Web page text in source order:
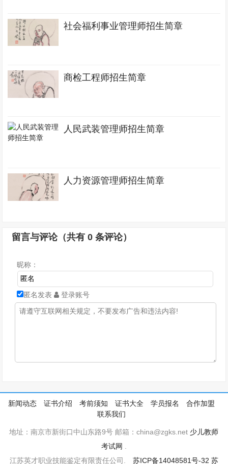
社会福利事业管理师招生简章
商检工程师招生简章
人民武装管理师招生简章
人力资源管理师招生简章
留言与评论（共有0 条评论）
昵称：
匿名发表 登录账号
新闻动态 证书介绍 考前须知 证书大全 学员报名
合作加盟
联系我们
地址：南京市新街口中山东路9号 邮箱：china@zgks.net 少儿教师
考试网
江苏英才职业技能鉴定有限责任公司. 苏ICP备14048581号-32 苏